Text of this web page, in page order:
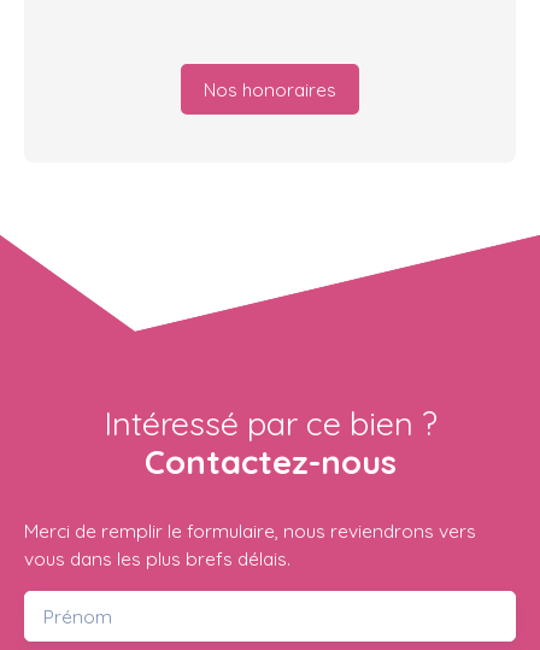
Nos honoraires
Intéressé par ce bien ?
Contactez-nous
Merci de remplir le formulaire, nous reviendrons vers
vous dans les plus brefs délais.
Prénom